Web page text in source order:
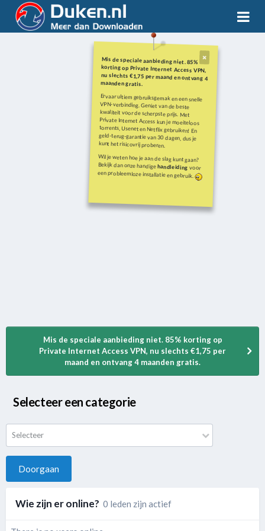
Mis de speciale aanbieding niet. 85%
korting op Private Internet Access VPN,
nu slechts €1,75 per maand en ontvang 4
maanden gratis.
Ervaar ultiem gebruiksgemak en een snelle
VPN-verbinding. Geniet van de beste
kwaliteit voor de scherpste prijs. Met
Private Internet Access kun je moeiteloos
torrents, Usenet en Netflix gebruiken! En
geld-terug-garantie van 30 dagen, dus je
kunt het risicovrij proberen.
Wil je weten hoe je aan de slag kunt gaan?
Bekijk dan onze handigehandleiding voor
een probleemloze installatie en gebruik.
Mis de speciale aanbieding niet. 85% korting op
Private Internet Access VPN, nu slechts €1,75 per
maand en ontvang 4 maanden gratis.
Selecteer een categorie
Selecteer
Doorgaan
Wie zijn er online? 0 leden zijn actief